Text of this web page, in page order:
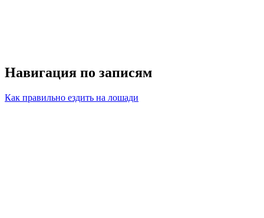
Навигация по записям
Как правильно ездить на лошади